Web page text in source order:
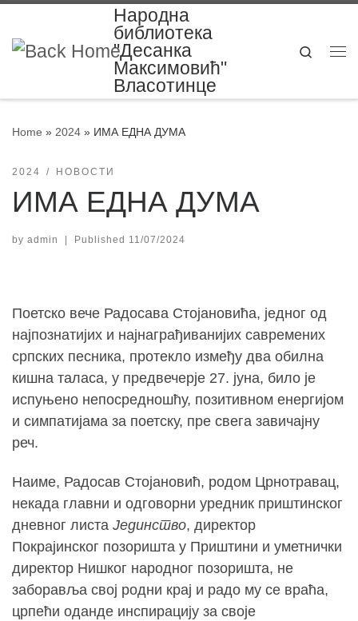
Народна
библиотека
"Десанка
Максимовић"
Власотинце
Search
Home » 2024 » ИМА ЕДНА ДУМА
2024 НОВОСТИ
ИМА ЕДНА ДУМА
by admin Published 11/07/2024
Поетско вече Радосава Стојановића, једног од
најпознатијих и најнаграђиванијих савремених
српских песника, протекло између два обилна
кишна таласа, у предвечерје 27. јуна, било је
испуњено непосредношћу, позитивном енергијом
и симпатијама за поетску, пре свега завичајну
реч.
Наиме, Радосав Стојановић, родом Црнотравац,
некада главни и одговорни уредник приштинског
дневног листа Јединство, директор
Покрајинског позоришта у Приштини и уметнички
директор Нишког народног позоришта, не
заборавља свој родни крај и радо му се враћа,
црпећи оданде инспирацију за своје